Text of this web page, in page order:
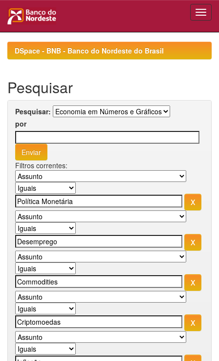
navigationDSpace - BNB - Banco do Nordeste do Brasil
Pesquisar
Pesquisar:
por
Filtros correntes: